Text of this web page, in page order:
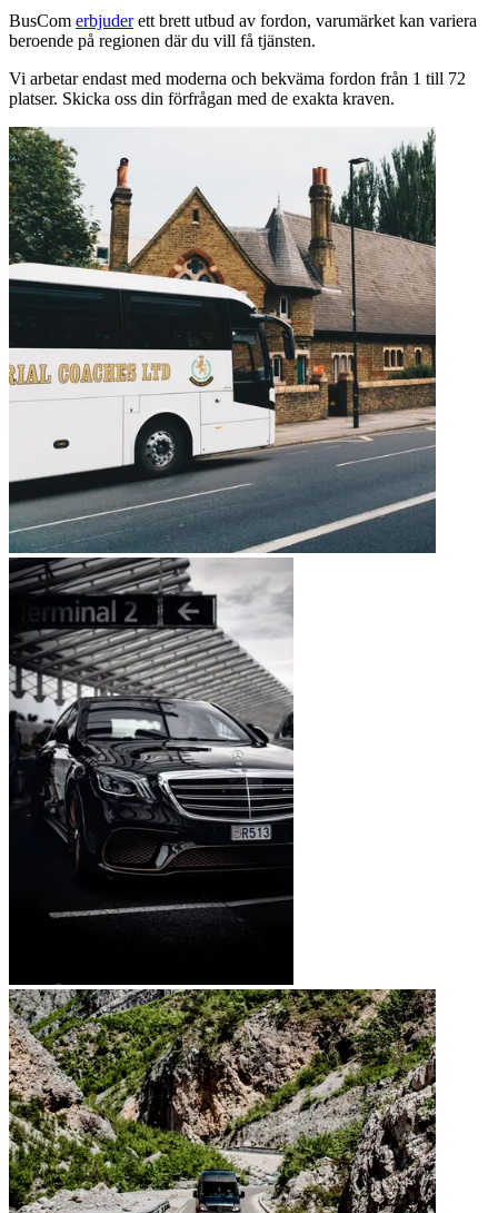
BusCom erbjuderett brett utbud av fordon, varumärket kan variera
beroende på regionen där du vill få tjänsten.
Vi arbetar endast med moderna och bekväma fordon från 1 till 72
platser. Skicka oss din förfrågan med de exakta kraven.